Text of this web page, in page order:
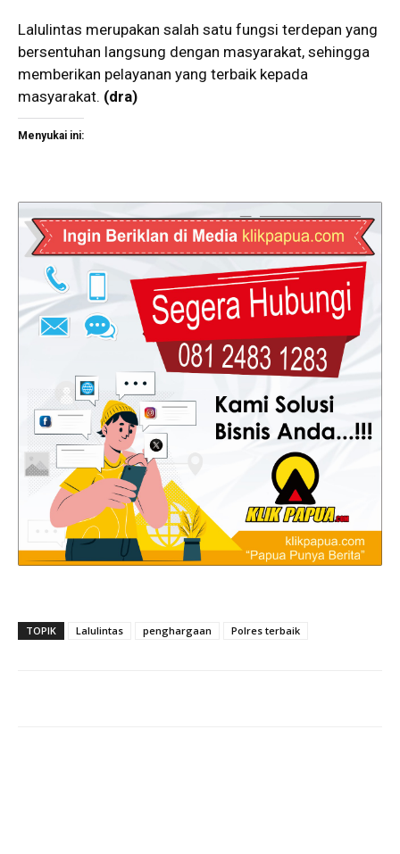
Lalulintas merupakan salah satu fungsi terdepan yang
bersentuhan langsung dengan masyarakat, sehingga
memberikan pelayanan yang terbaik kepada
masyarakat. (dra)
Menyukai ini:
TOPIK Lalulintas penghargaan Polres terbaik